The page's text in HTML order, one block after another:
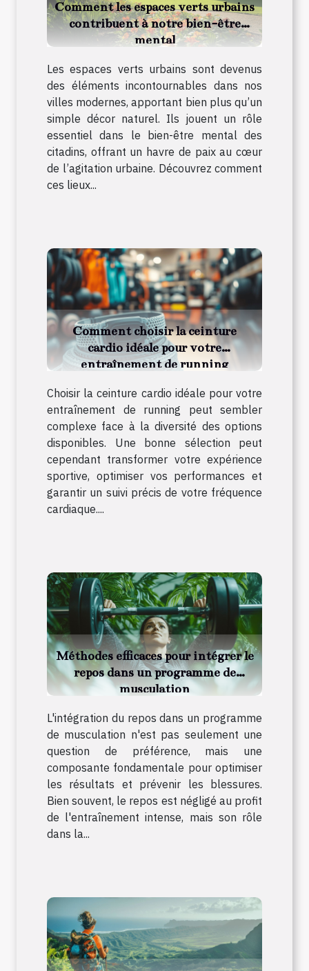
Comment les espaces verts urbains
contribuent à notre bien-être
mental
Les espaces verts urbains sont devenus
des éléments incontournables dans nos
villes modernes, apportant bien plus qu’un
simple décor naturel. Ils jouent un rôle
essentiel dans le bien-être mental des
citadins, offrant un havre de paix au cœur
de l’agitation urbaine. Découvrez comment
ces lieux...
Comment choisir la ceinture
cardio idéale pour votre
entraînement de running
Choisir la ceinture cardio idéale pour votre
entraînement de running peut sembler
complexe face à la diversité des options
disponibles. Une bonne sélection peut
cependant transformer votre expérience
sportive, optimiser vos performances et
garantir un suivi précis de votre fréquence
cardiaque....
Méthodes efficaces pour intégrer le
repos dans un programme de
musculation
L'intégration du repos dans un programme
de musculation n'est pas seulement une
question de préférence, mais une
composante fondamentale pour optimiser
les résultats et prévenir les blessures.
Bien souvent, le repos est négligé au profit
de l'entraînement intense, mais son rôle
dans la...